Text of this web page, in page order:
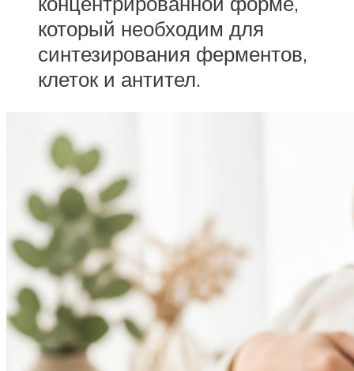
который необходим для
синтезирования ферментов,
клеток и антител.